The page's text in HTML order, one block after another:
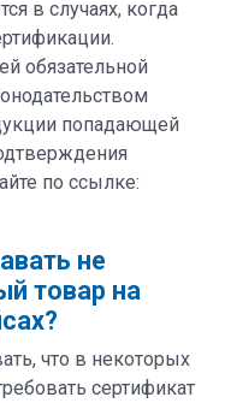
в случаях, когда
обязательной
попадающей
по ссылке:
не
товар на
что в некоторых
сертификат